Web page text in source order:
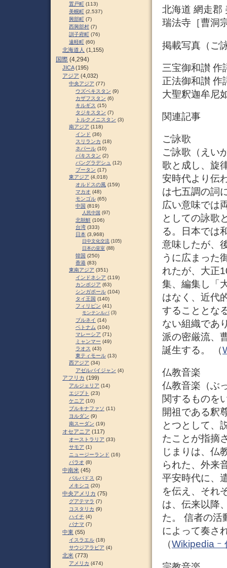
北海道 網走郡
瑞法寺［曹洞
掲載写真（ご
三宝御和讃 作
正法御和讃 作
大聖釈迦牟尼
関連記事
ご詠歌
ご詠歌（えい
歌と成し、旋
安時代より伝
は七五調の詞
広い意味では
としての詠歌
る。日本では
意味したが、
うに広まった
れたが、大正
集、編集し「
はなく、近代
することとな
ない組織であ
派の密厳流、
誕生する。 （
仏教音楽
仏教音楽（ぶ
関するものを
開祖である釈
とつとして、
たことが指摘
じまりは、仏
られた、外来
平安時代に、
を伝え、それ
は、伝来以降
た。 信者の活
によって奏さ
（Wikipedia ｰ
置戸町 (113)
美幌町 (2,537)
興部町 (7)
西興部村 (7)
訓子府町 (76)
遠軽町 (60)
北海道人 (1,155)
国際 (4,294)
JICA(195)
アジア (4,032)
中央アジア (77)
ウズベキスタン (9)
カザフスタン (6)
キルギス (15)
タジキスタン (7)
トルクメニスタン (3)
南アジア (118)
インド (36)
スリランカ (18)
ネパール (10)
パキスタン (2)
バングラデシュ (12)
ブータン (17)
東アジア (4,018)
オルドスの風 (159)
マカオ (48)
モンゴル (65)
中国 (819)
人民中国 (97)
北朝鮮 (106)
台湾 (333)
日本 (3,968)
日中文化交流 (105)
日本の皇室 (88)
韓国 (250)
香港 (83)
東南アジア (351)
インドネシア (119)
カンボジア (63)
シンガポール (104)
タイ王国 (140)
フィリピン (41)
モンテンルパ (3)
ブルネイ (14)
ベトナム (104)
マレーシア (71)
ミャンマー (49)
ラオス (43)
東ティモール (13)
西アジア (34)
アゼルバイジャン (4)
アフリカ (199)
アルジェリア (14)
エジプト (23)
ケニア (10)
ブルキナファソ (11)
ヨルダン (9)
南スーダン (19)
オセアニア (117)
オーストラリア (33)
サモア (1)
ニュージーランド (16)
パラオ (8)
中南米 (45)
バルバドス (2)
メキシコ (20)
中央アメリカ (75)
グアテマラ (7)
コスタリカ (9)
ハイチ (4)
パナマ (7)
中東 (55)
イスラエル (18)
サウジアラビア (4)
北米 (773)
アメリカ (474)